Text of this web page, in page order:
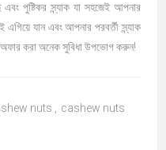
পুষ্টিকর স্ন্যাক যা সহজেই আপনার
এগিয়ে যান এবং আপনার পরবর্তী স্ন্যাক
করা অনেক সুবিধা উপভোগ করুন!
nuts cashew nuts